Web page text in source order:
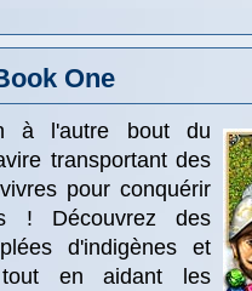
One
à l'autre bout du
transportant des
pour conquérir
! Découvrez des
d'indigènes et
tout en aidant les